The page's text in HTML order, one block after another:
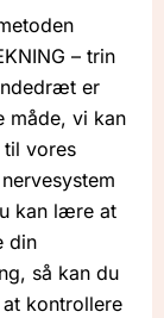
– trin
er
måde, vi kan
vores
kan lære at
din
så kan du
kontrollere